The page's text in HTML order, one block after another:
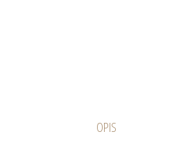
OPIS